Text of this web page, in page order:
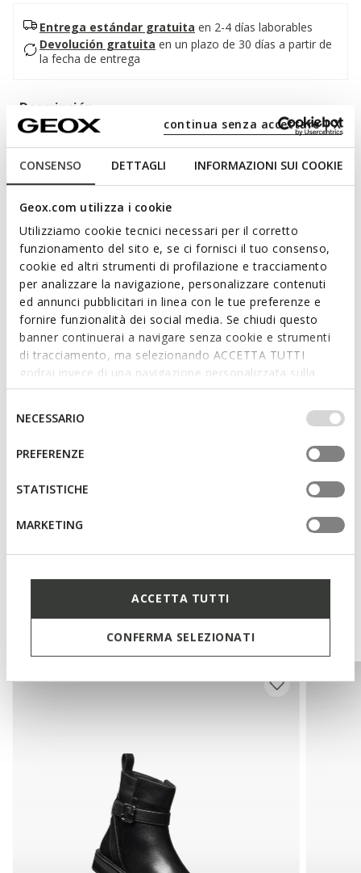
CONSENSO DETTAGLI INFORMAZIONI SUI COOKIE
Geox.com utilizza i cookie
Utilizziamo cookie tecnici necessari per il corretto
funzionamento del sito e, se ci fornisci il tuo consenso,
cookie ed altri strumenti di profilazione e tracciamento
per analizzare la navigazione, personalizzare contenuti
ed annunci pubblicitari in linea con le tue preferenze e
fornire funzionalità dei social media. Se chiudi questo
banner continuerai a navigare senza cookie e strumenti
di tracciamento, ma selezionando ACCETTA TUTTI
godrai invece di una navigazione personalizzata sulla
base dei tuoi gusti ed interessi. Selezionando
IMPOSTAZIONI potrai anche scegliere quali cookies ed
altri strumenti di tracciamento autorizzare. Per maggiori
informazioni o per modificare in qualsiasi momento le
tue impostazioni, visita la nostra
del
consenso
NECESSARIO
PREFERENZE
STATISTICHE
MARKETING
ACCETTA TUTTI
CONFERMA SELEZIONATI
continua senza accettare | X
Entrega estándar gratuita en 2-4 días laborables
Devolución gratuita en un plazo de 30 días a partir de
la fecha de entrega
Descripción
Botín de mujer con un cómodo tacón bajo de diseño
confeccionada en piel lisa enriquecida con inserciones con
estampado de cocodrilo, aquí en una clásica versión en
negro. Ideal desde la mañana hasta la noche, Serilda se
adapta perfectamente a las ocasiones más o menos
informales.
CÓDIGO DEL PRODUCTO:D66WYA04340C9999
Leer más
Características
Fácil y rápido de poner
Altura del tacón: 3,5 cm / 1,4"
Atadura con cordón elástico y cremallera
La altura de la caña es de 120 cm / 47.24", tomada en
Materiales
Te podría interesar